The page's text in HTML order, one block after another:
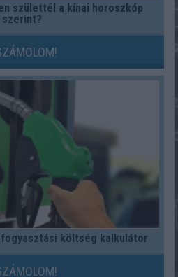
születtél a kínai horoszkóp
szerint?
fogyasztási költség kalkulátor